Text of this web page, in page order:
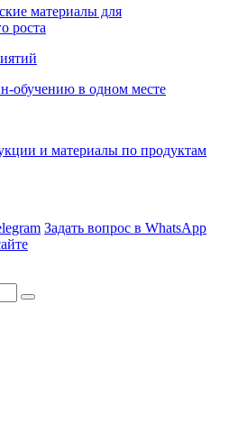
материалы для
роста
обучению в одном месте
и материалы по продуктам
Задать вопрос в WhatsApp